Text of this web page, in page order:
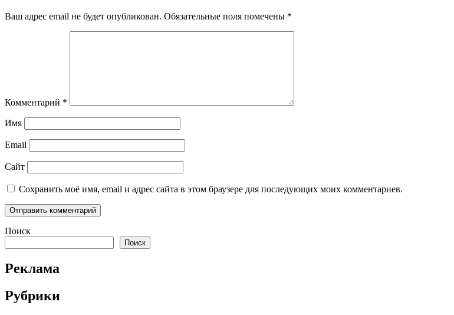
Ваш адрес email не будет опубликован. Обязательные поля помечены *
Комментарий *
Имя
Email
Сайт
Сохранить моё имя, email и адрес сайта в этом браузере для последующих моих комментариев.
Поиск
Поиск
Реклама
Рубрики